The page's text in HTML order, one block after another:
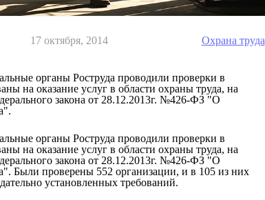
17 октября, 2014 Охрана труда
органы Роструда проводили проверки в
на оказание услуг в области охраны труда, на
закона от 28.12.2013г. №426-ФЗ "О
органы Роструда проводили проверки в
на оказание услуг в области охраны труда, на
закона от 28.12.2013г. №426-ФЗ "О
Были проверены 552 организации, и в 105 из них
установленных требований.